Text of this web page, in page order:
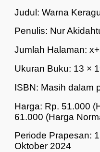
Judul: Warna
Penulis: Nur
Jumlah Halaman:
Ukuran Buku: 13 ×
ISBN: Masih dalam
Harga: Rp. 51.000
61.000 (Harga
Periode Prapesan:
Oktober 2024